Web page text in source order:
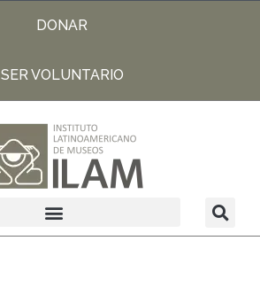
DONAR
SER VOLUNTARIO